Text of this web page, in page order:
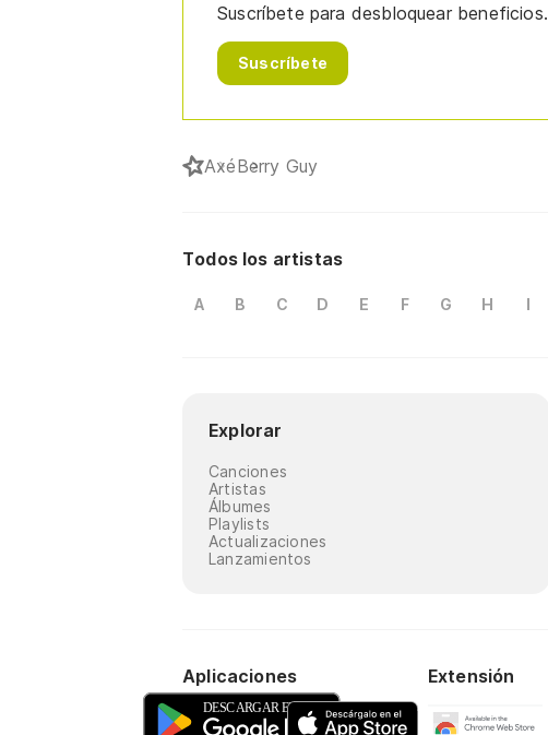
Suscríbete para desbloquear beneficios.
Suscríbete
AxéBerry Guy
Todos los artistas
A B C D E F G H I
Explorar
Canciones
Artistas
Álbumes
Playlists
Actualizaciones
Lanzamientos
Aplicaciones Extensión